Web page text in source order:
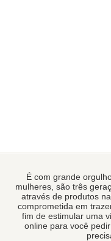
É com grande
mulheres, são três
através de produtos
comprometida em
fim de estimular uma
online para você